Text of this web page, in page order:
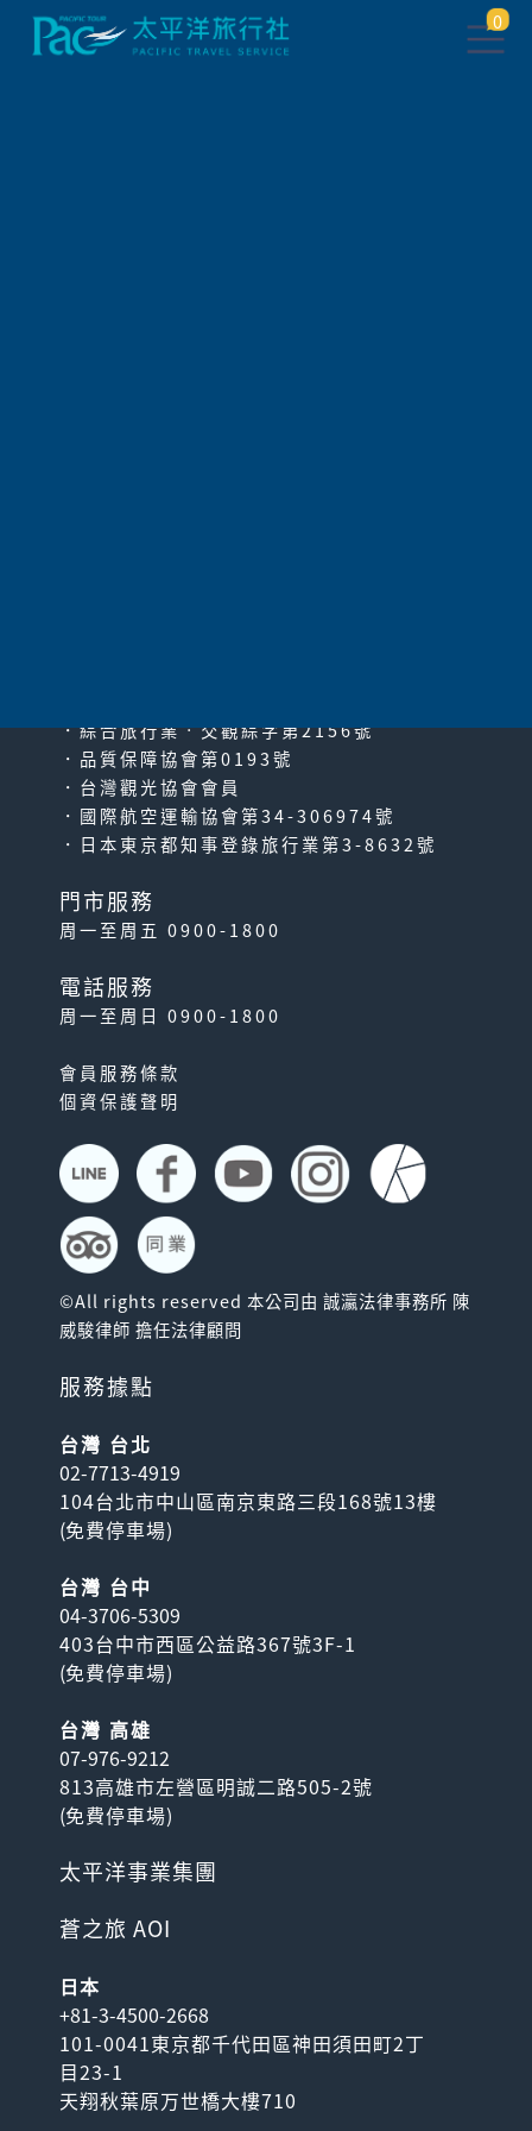
0
．綜合旅行業‧交觀綜字第2156號
．品質保障協會第0193號
．台灣觀光協會會員
．國際航空運輸協會第34-306974號
．日本東京都知事登錄旅行業第3-8632號
門市服務
周一至周五 0900-1800
電話服務
周一至周日 0900-1800
會員服務條款
個資保護聲明
©All rights reserved 本公司由 誠瀛法律事務所 陳
威駿律師 擔任法律顧問
服務據點
台灣 台北
02-7713-4919
104台北市中山區南京東路三段168號13樓
(免費停車場)
台灣 台中
04-3706-5309
403台中市西區公益路367號3F-1
(免費停車場)
台灣 高雄
07-976-9212
813高雄市左營區明誠二路505-2號
(免費停車場)
太平洋事業集團
蒼之旅 AOI
日本
+81-3-4500-2668
101-0041東京都千代田區神田須田町2丁
目23-1
天翔秋葉原万世橋大樓710